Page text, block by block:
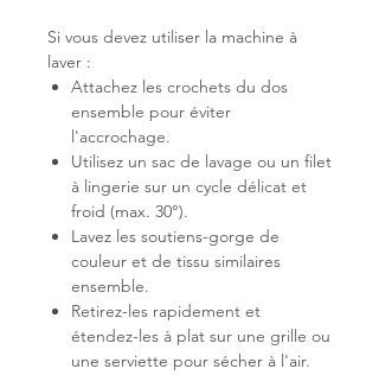
Si vous devez utiliser la machine à
laver :
Attachez les crochets du dos
ensemble pour éviter
l'accrochage.
Utilisez un sac de lavage ou un filet
à lingerie sur un cycle délicat et
froid (max. 30°).
Lavez les soutiens-gorge de
couleur et de tissu similaires
ensemble.
Retirez-les rapidement et
étendez-les à plat sur une grille ou
une serviette pour sécher à l'air.